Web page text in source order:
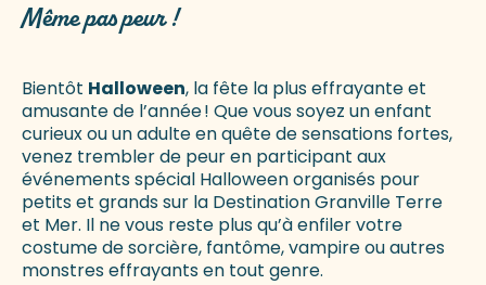
Même pas peur !
Bientôt Halloween, la fête la plus effrayante et
amusante de l’année ! Que vous soyez un enfant
curieux ou un adulte en quête de sensations fortes,
venez trembler de peur en participant aux
événements spécial Halloween organisés pour
petits et grands sur la Destination Granville Terre
et Mer. Il ne vous reste plus qu’à enfiler votre
costume de sorcière, fantôme, vampire ou autres
monstres effrayants en tout genre.